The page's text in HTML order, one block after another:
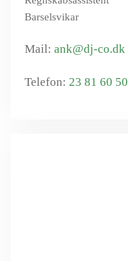
Barselsvikar
ank@dj-co.dk
23 81 60 50